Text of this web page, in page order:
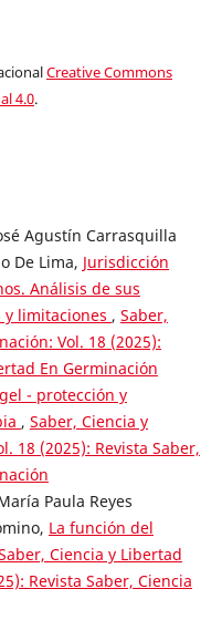
Creative Commons
4.0.
Agustín Carrasquilla
De Lima, Jurisdicción
Análisis de sus
limitaciones , Saber,
Vol. 18 (2025):
En Germinación
- protección y
, Saber, Ciencia y
18 (2025): Revista Saber,
Paula Reyes
La función del
Ciencia y Libertad
Revista Saber, Ciencia